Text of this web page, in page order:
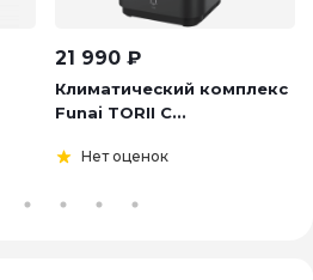
21 990 ₽
Климатический комплекс
Funai TORII C...
Нет оценок